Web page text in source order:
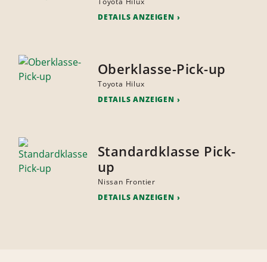
DETAILS ANZEIGEN
Oberklasse-Pick-up
Toyota Hilux
DETAILS ANZEIGEN
Standardklasse Pick-
up
Nissan Frontier
DETAILS ANZEIGEN